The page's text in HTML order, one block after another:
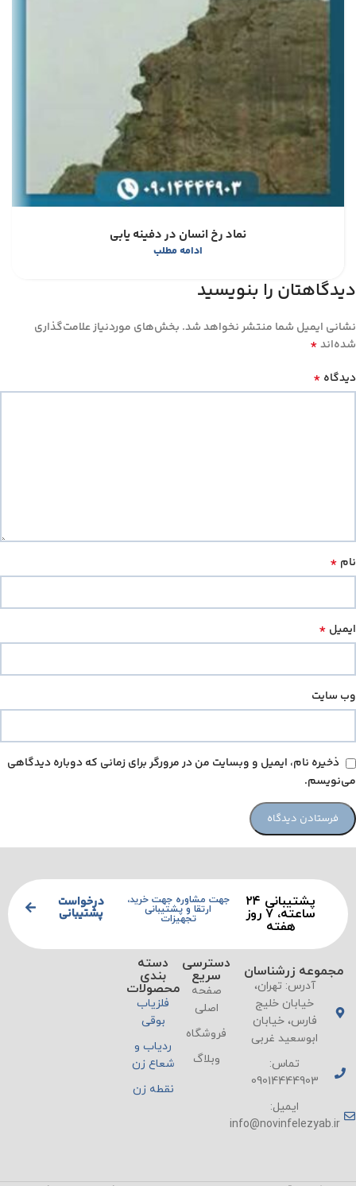
نماد رخ انسان در دفینه یابی
ادامه مطلب
دیدگاهتان را بنویسید
نشانی ایمیل شما منتشر نخواهد شد. بخش‌های موردنیاز علامت‌گذاری
شده‌اند*
دیدگاه *
نام *
ایمیل *
وب‌ سایت
ذخیره نام، ایمیل و وبسایت من در مرورگر برای زمانی که دوباره دیدگاهی
می‌نویسم.
پشتیبانی ۲۴
ساعته، ۷ روز
هفته
جهت مشاوره جهت خرید،
ارتقا و پشتیبانی
تجهیزات
درخواست
پشتیبانی
مجموعه زرشناسان
آدرس: تهران،
خیابان خلیج
فارس، خیابان
ابوسعید غربی
تماس:
09014444903
ایمیل:
info@novinfelezyab.ir
دسترسی
سریع
صفحه
اصلی
فروشگاه
وبلاگ
دسته
بندی
محصولات
فلزیاب
بوقی
ردیاب و
شعاع زن
نقطه زن